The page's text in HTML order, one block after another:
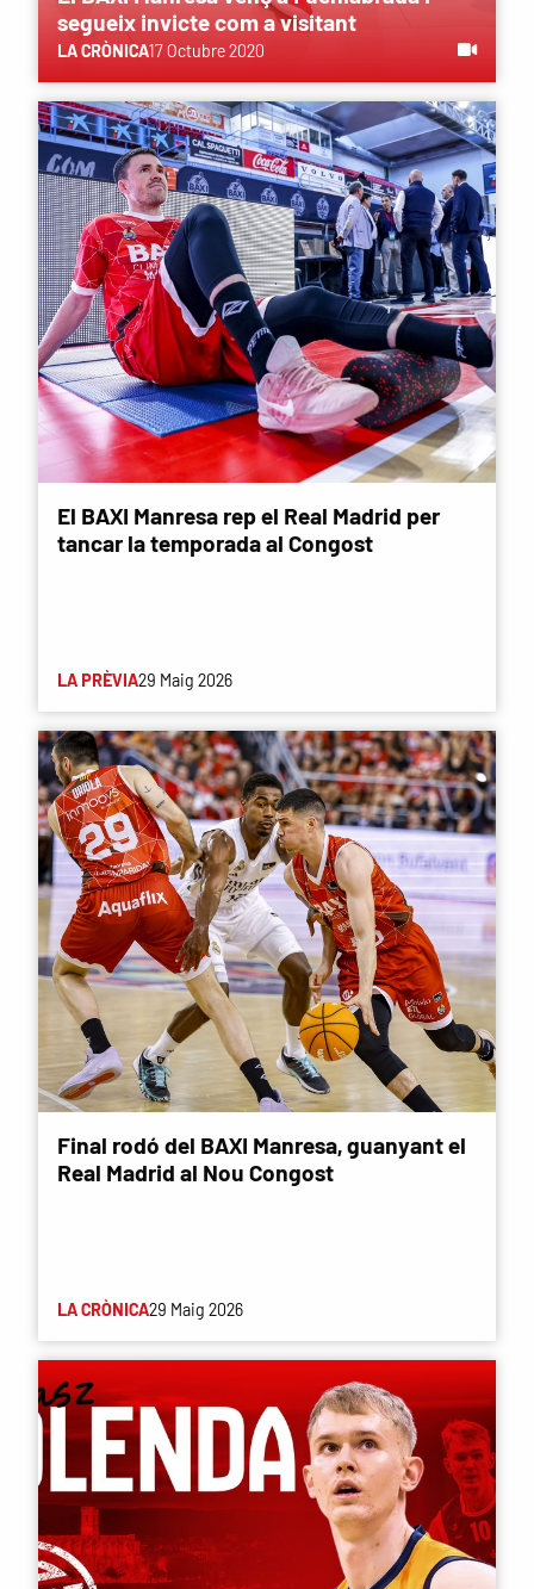
segueix invicte com a visitant
LA CRÒNICA17 Octubre 2020
El BAXI Manresa rep el Real Madrid per
tancar la temporada al Congost
LA PRÈVIA29 Maig 2026
Final rodó del BAXI Manresa, guanyant el
Real Madrid al Nou Congost
LA CRÒNICA29 Maig 2026